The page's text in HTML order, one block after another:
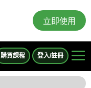
立即使用
購買課程 登入/註冊